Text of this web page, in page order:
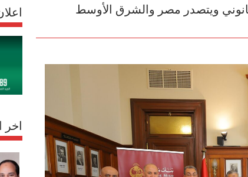
القانوني ويتصدر مصر والشرق الأوسط
اخر